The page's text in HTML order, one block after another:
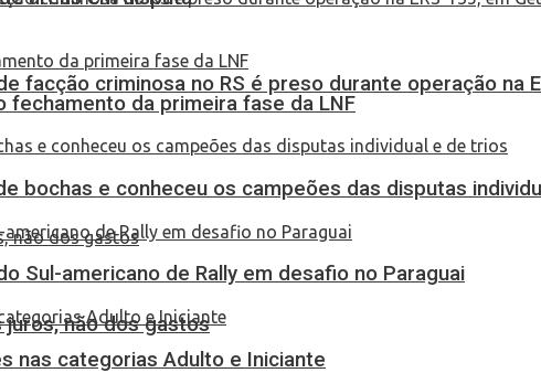
facção criminosa no RS é preso durante operação na
não dos gastos
da primeira fase da LNF
bochas e conheceu os campeões das disputas
Sul-americano de Rally em desafio no Paraguai
nas categorias Adulto e Iniciante